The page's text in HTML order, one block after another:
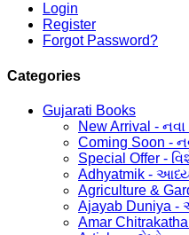
Login
Register
Forgot Password?
Categories
Gujarati Books
New Arrival -
Coming Soon -
Special Offer -
Adhyatmik -
Agriculture &
Ajayab Duniya
Amar